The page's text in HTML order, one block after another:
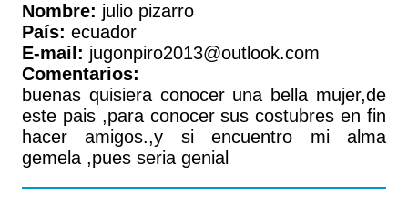
Nombre: julio pizarro
País: ecuador
E-mail: jugonpiro2013@outlook.com
Comentarios:
buenas quisiera conocer una bella mujer,de
este pais ,para conocer sus costubres en fin
hacer amigos.,y si encuentro mi alma
gemela ,pues seria genial